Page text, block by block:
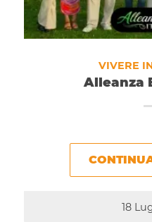
VIVERE
Alleanza
18